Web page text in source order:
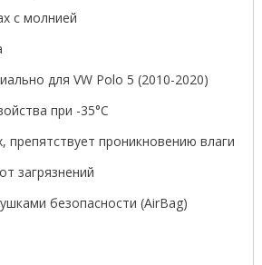
с молнией
для VW Polo 5 (2010-2020)
при -35°С
препятствует проникновению влаги
загрязнений
безопасности (AirBag)